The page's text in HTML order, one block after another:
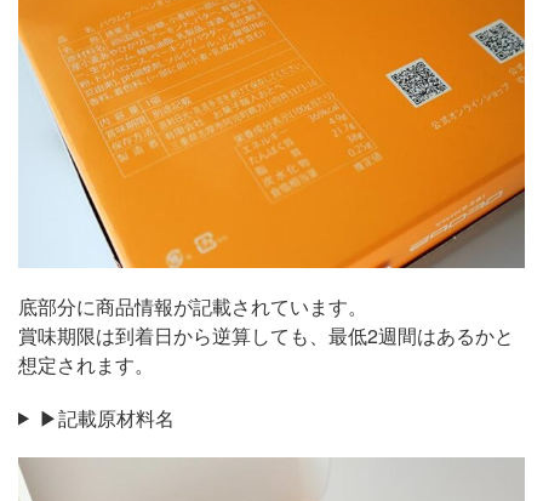
底部分に商品情報が記載されています。
賞味期限は到着日から逆算しても、最低2週間はあるかと
想定されます。
▶記載原材料名